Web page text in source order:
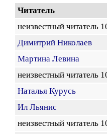
Читатель
неизвестный читатель
Димитрий Николаев
Мартина Левина
неизвестный читатель
Наталья Курусь
Ил Льянис
неизвестный читатель